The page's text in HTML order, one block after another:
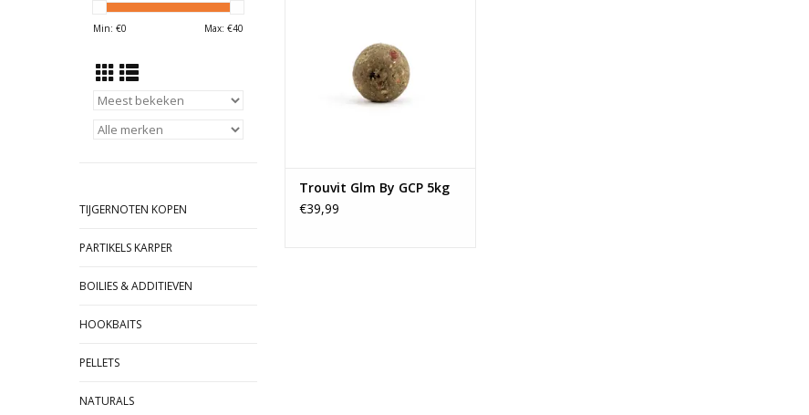
Min: €0 Max: €40
TIJGERNOTEN KOPEN
PARTIKELS KARPER
BOILIES & ADDITIEVEN
HOOKBAITS
PELLETS
NATURALS
Trouvit Glm By GCP 5kg
€39,99